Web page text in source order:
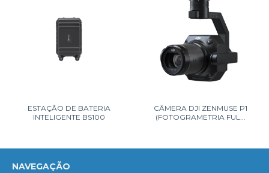
ESTAÇÃO DE BATERIA
INTELIGENTE BS100
CÂMERA DJI ZENMUSE P1
(FOTOGRAMETRIA FUL...
NAVEGAÇÃO